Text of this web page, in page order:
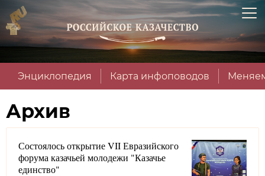
Энциклопедия Карта инфоповодов
Архив
Состоялось открытие VII Евразийского
форума казачьей молодежи "Казачье
единство"